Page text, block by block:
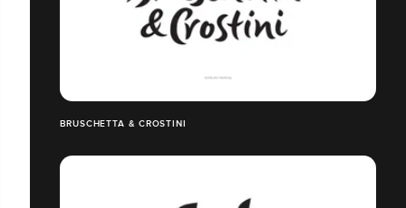
BRUSCHETTA & CROSTINI